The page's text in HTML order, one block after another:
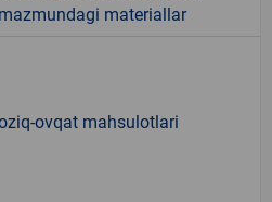
mazmundagi materiallar
ovqat mahsulotlari